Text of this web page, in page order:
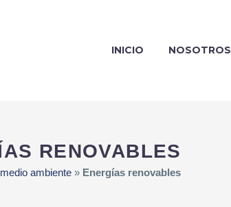
INICIO NOSOTROS
RENOVABLES
ambiente » Energías renovables